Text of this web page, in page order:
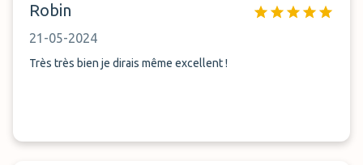
Robin
21-05-2024
Très très bien je dirais même excellent !